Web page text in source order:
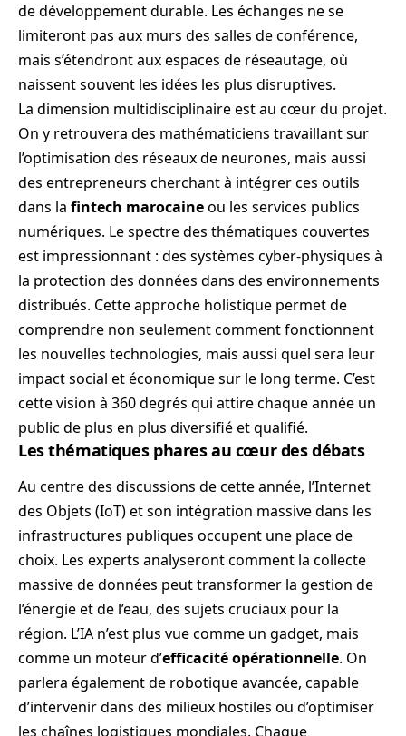
de développement durable. Les échanges ne se
limiteront pas aux murs des salles de conférence,
mais s’étendront aux espaces de réseautage, où
naissent souvent les idées les plus disruptives.
La dimension multidisciplinaire est au cœur du projet.
On y retrouvera des mathématiciens travaillant sur
l’optimisation des réseaux de neurones, mais aussi
des entrepreneurs cherchant à intégrer ces outils
dans la fintech marocaineou les services publics
numériques. Le spectre des thématiques couvertes
est impressionnant : des systèmes cyber-physiques à
la protection des données dans des environnements
distribués. Cette approche holistique permet de
comprendre non seulement comment fonctionnent
les nouvelles technologies, mais aussi quel sera leur
impact social et économique sur le long terme. C’est
cette vision à 360 degrés qui attire chaque année un
public de plus en plus diversifié et qualifié.
Les thématiques phares au cœur des débats
Au centre des discussions de cette année, l’Internet
des Objets (IoT) et son intégration massive dans les
infrastructures publiques occupent une place de
choix. Les experts analyseront comment la collecte
massive de données peut transformer la gestion de
l’énergie et de l’eau, des sujets cruciaux pour la
région. L’IA n’est plus vue comme un gadget, mais
comme un moteur d’efficacité opérationnelle. On
parlera également de robotique avancée, capable
d’intervenir dans des milieux hostiles ou d’optimiser
les chaînes logistiques mondiales. Chaque